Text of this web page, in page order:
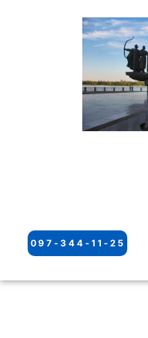
097-344-11-25